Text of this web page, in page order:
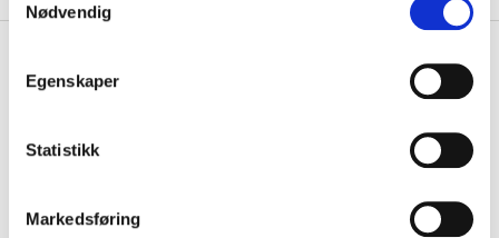
Nødvendig
Egenskaper
Statistikk
Markedsføring
Pay & Collect in your local store within 2 hours!